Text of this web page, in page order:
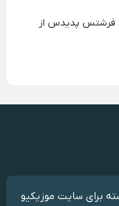
فرشتس پدیدس از
برای سایت موزیکیو